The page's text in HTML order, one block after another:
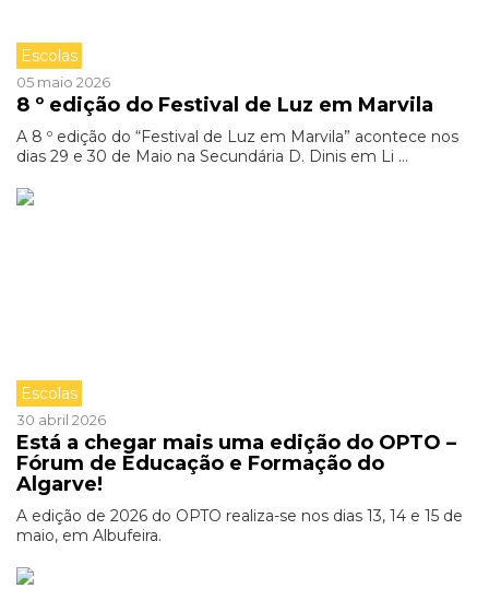
Escolas
05 maio 2026
8 º edição do Festival de Luz em Marvila
A 8 º edição do “Festival de Luz em Marvila” acontece nos
dias 29 e 30 de Maio na Secundária D. Dinis em Li ...
Escolas
30 abril 2026
Está a chegar mais uma edição do OPTO –
Fórum de Educação e Formação do
Algarve!
A edição de 2026 do OPTO realiza-se nos dias 13, 14 e 15 de
maio, em Albufeira.